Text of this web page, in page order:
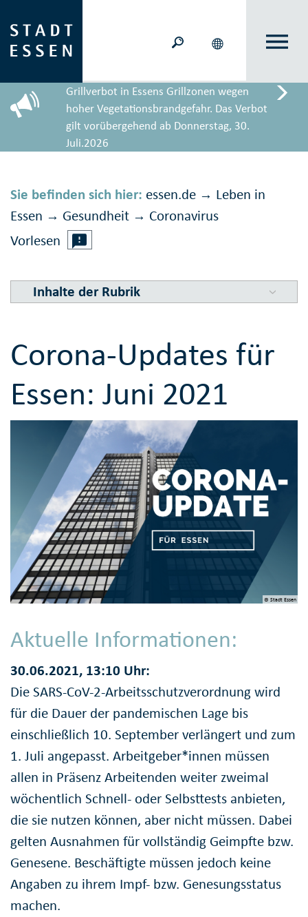
Grillverbot in Essens Grillzonen wegen
hoher Vegetationsbrandgefahr. Das Verbot
gilt vorübergehend ab Donnerstag, 30.
Juli.2026
Sie befinden sich hier: essen.de → Leben in
Essen → Gesundheit → Corona­virus
Vorlesen
Inhalte der Rubrik
Corona-Updates für
Essen: Juni 2021
© Stadt Essen
Aktuelle Informationen:
30.06.2021, 13:10 Uhr:
Die SARS-CoV-2-Arbeitsschutzverordnung wird
für die Dauer der pandemischen Lage bis
einschließlich 10. September verlängert und zum
1. Juli angepasst. Arbeitgeber*innen müssen
allen in Präsenz Arbeitenden weiter zweimal
wöchentlich Schnell- oder Selbsttests anbieten,
die sie nutzen können, aber nicht müssen. Dabei
gelten Ausnahmen für vollständig Geimpfte bzw.
Genesene. Beschäftigte müssen jedoch keine
Angaben zu ihrem Impf- bzw. Genesungsstatus
machen.